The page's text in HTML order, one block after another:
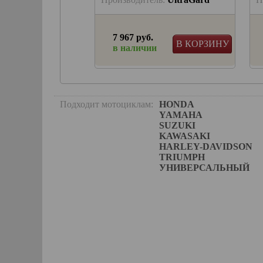
В КОРЗИНУ
7 967 руб.
в наличии
Подходит мотоциклам:
HONDA
YAMAHA
SUZUKI
KAWASAKI
HARLEY-DAVIDSON
TRIUMPH
УНИВЕРСАЛЬНЫЙ